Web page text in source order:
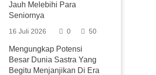
Jauh Melebihi Para
Seniornya
16 Juli 2026 0 50
Mengungkap Potensi
Besar Dunia Sastra Yang
Begitu Menjanjikan Di Era